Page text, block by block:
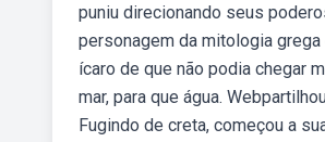
puniu direcionando seus
personagem da mitologia
ícaro de que não podia chegar
mar, para que água.
Fugindo de creta, começou a